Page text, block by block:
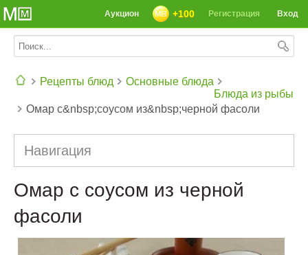
СЕГОДНЯ: 39142 РЕЦЕПТА
Вход
Регистрация
+100
Аукцион
Рецепты блюд
Основные блюда
Блюда из рыбы
Омар с&nbsp;соусом из&nbsp;черной фасоли
Навигация
Омар с соусом из черной
фасоли